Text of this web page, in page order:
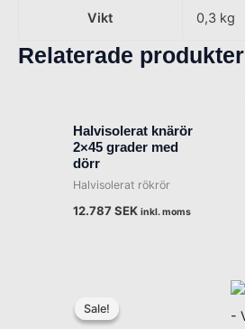
Vikt 0,3 kg
Relaterade produkter
Halvisolerat knärör
2×45 grader med
dörr
Halvisolerat rökrör
12.787SEK inkl. moms
Sale!
Sale!